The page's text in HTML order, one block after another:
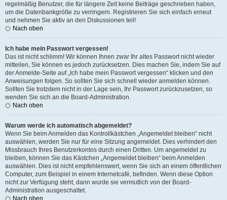
regelmäßig Benutzer, die für längere Zeit keine Beiträge geschrieben haben,
um die Datenbankgröße zu verringern. Registrieren Sie sich einfach erneut
und nehmen Sie aktiv an den Diskussionen teil!
Nach oben
Ich habe mein Passwort vergessen!
Das ist nicht schlimm! Wir können Ihnen zwar Ihr altes Passwort nicht wieder
mitteilen, Sie können es jedoch zurücksetzen. Dies machen Sie, indem Sie auf
der Anmelde-Seite auf „Ich habe mein Passwort vergessen“ klicken und den
Anweisungen folgen. So sollten Sie sich schnell wieder anmelden können.
Sollten Sie trotzdem nicht in der Lage sein, Ihr Passwort zurückzusetzen, so
wenden Sie sich an die Board-Administration.
Nach oben
Warum werde ich automatisch abgemeldet?
Wenn Sie beim Anmelden das Kontrollkästchen „Angemeldet bleiben“ nicht
auswählen, werden Sie nur für eine Sitzung angemeldet. Dies verhindert den
Missbrauch Ihres Benutzerkontos durch einen Dritten. Um angemeldet zu
bleiben, können Sie das Kästchen „Angemeldet bleiben“ beim Anmelden
auswählen. Dies ist nicht empfehlenswert, wenn Sie sich an einem öffentlichen
Computer, zum Beispiel in einem Internetcafé, befinden. Wenn diese Option
nicht zur Verfügung steht, dann wurde sie vermutlich von der Board-
Administration ausgeschaltet.
Nach oben